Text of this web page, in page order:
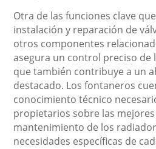
Otra de las funciones clave
instalación y reparación de
otros componentes
asegura un control preciso de
que también contribuye a un
destacado. Los fontaneros
conocimiento técnico
propietarios sobre las
mantenimiento de los
necesidades específicas de